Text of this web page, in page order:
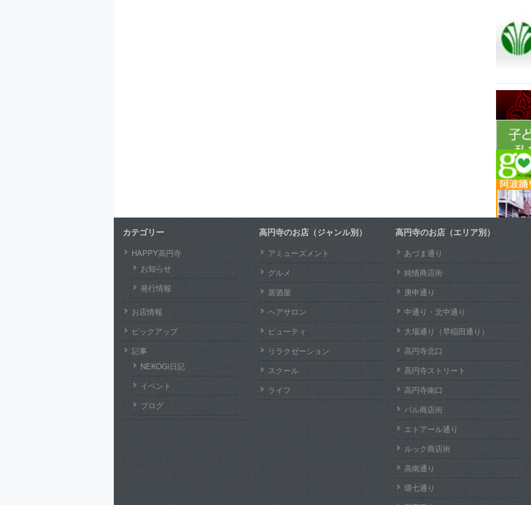
カテゴリー
HAPPY高円寺
お知らせ
発行情報
お店情報
ピックアップ
記事
NEKOGi日記
イベント
ブログ
高円寺のお店（ジャンル別）
アミューズメント
グルメ
居酒屋
ヘアサロン
ビューティ
リラクゼーション
スクール
ライフ
高円寺のお店（エリア別）
あづま通り
純情商店街
庚申通り
中通り・北中通り
大場通り（早稲田通り）
高円寺北口
高円寺ストリート
高円寺南口
パル商店街
エトアール通り
ルック商店街
高南通り
環七通り